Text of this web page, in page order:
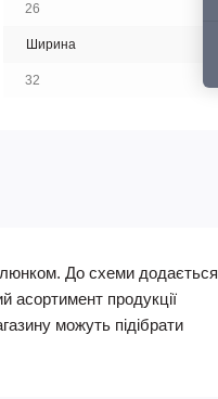
26
Ширина
32
До схеми додається
асортимент продукції
можуть підібрати